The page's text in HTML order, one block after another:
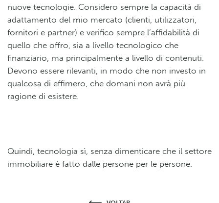
nuove tecnologie. Considero sempre la capacità di
adattamento del mio mercato (clienti, utilizzatori,
fornitori e partner) e verifico sempre l’affidabilità di
quello che offro, sia a livello tecnologico che
finanziario, ma principalmente a livello di contenuti.
Devono essere rilevanti, in modo che non investo in
qualcosa di effimero, che domani non avrà più
ragione di esistere.
Quindi, tecnologia sì, senza dimenticare che il settore
immobiliare è fatto dalle persone per le persone.